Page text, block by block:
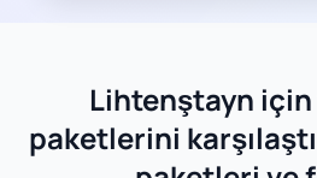
Lihtenştayn için
paketlerini